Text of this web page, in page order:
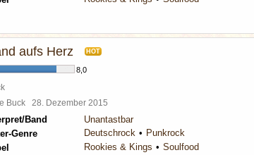
aufs Herz HOT
8,0
Buck 28. Dezember 2015
Band
Unantastbar
Genre
Deutschrock
Punkrock
Rookies & Kings Soulfood